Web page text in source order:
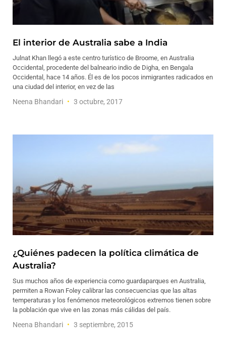
El interior de Australia sabe a India
Julnat Khan llegó a este centro turístico de Broome, en Australia
Occidental, procedente del balneario indio de Digha, en Bengala
Occidental, hace 14 años. Él es de los pocos inmigrantes radicados en
una ciudad del interior, en vez de las
Neena Bhandari 3 octubre, 2017
¿Quiénes padecen la política climática de
Australia?
Sus muchos años de experiencia como guardaparques en Australia,
permiten a Rowan Foley calibrar las consecuencias que las altas
temperaturas y los fenómenos meteorológicos extremos tienen sobre
la población que vive en las zonas más cálidas del país.
Neena Bhandari 3 septiembre, 2015